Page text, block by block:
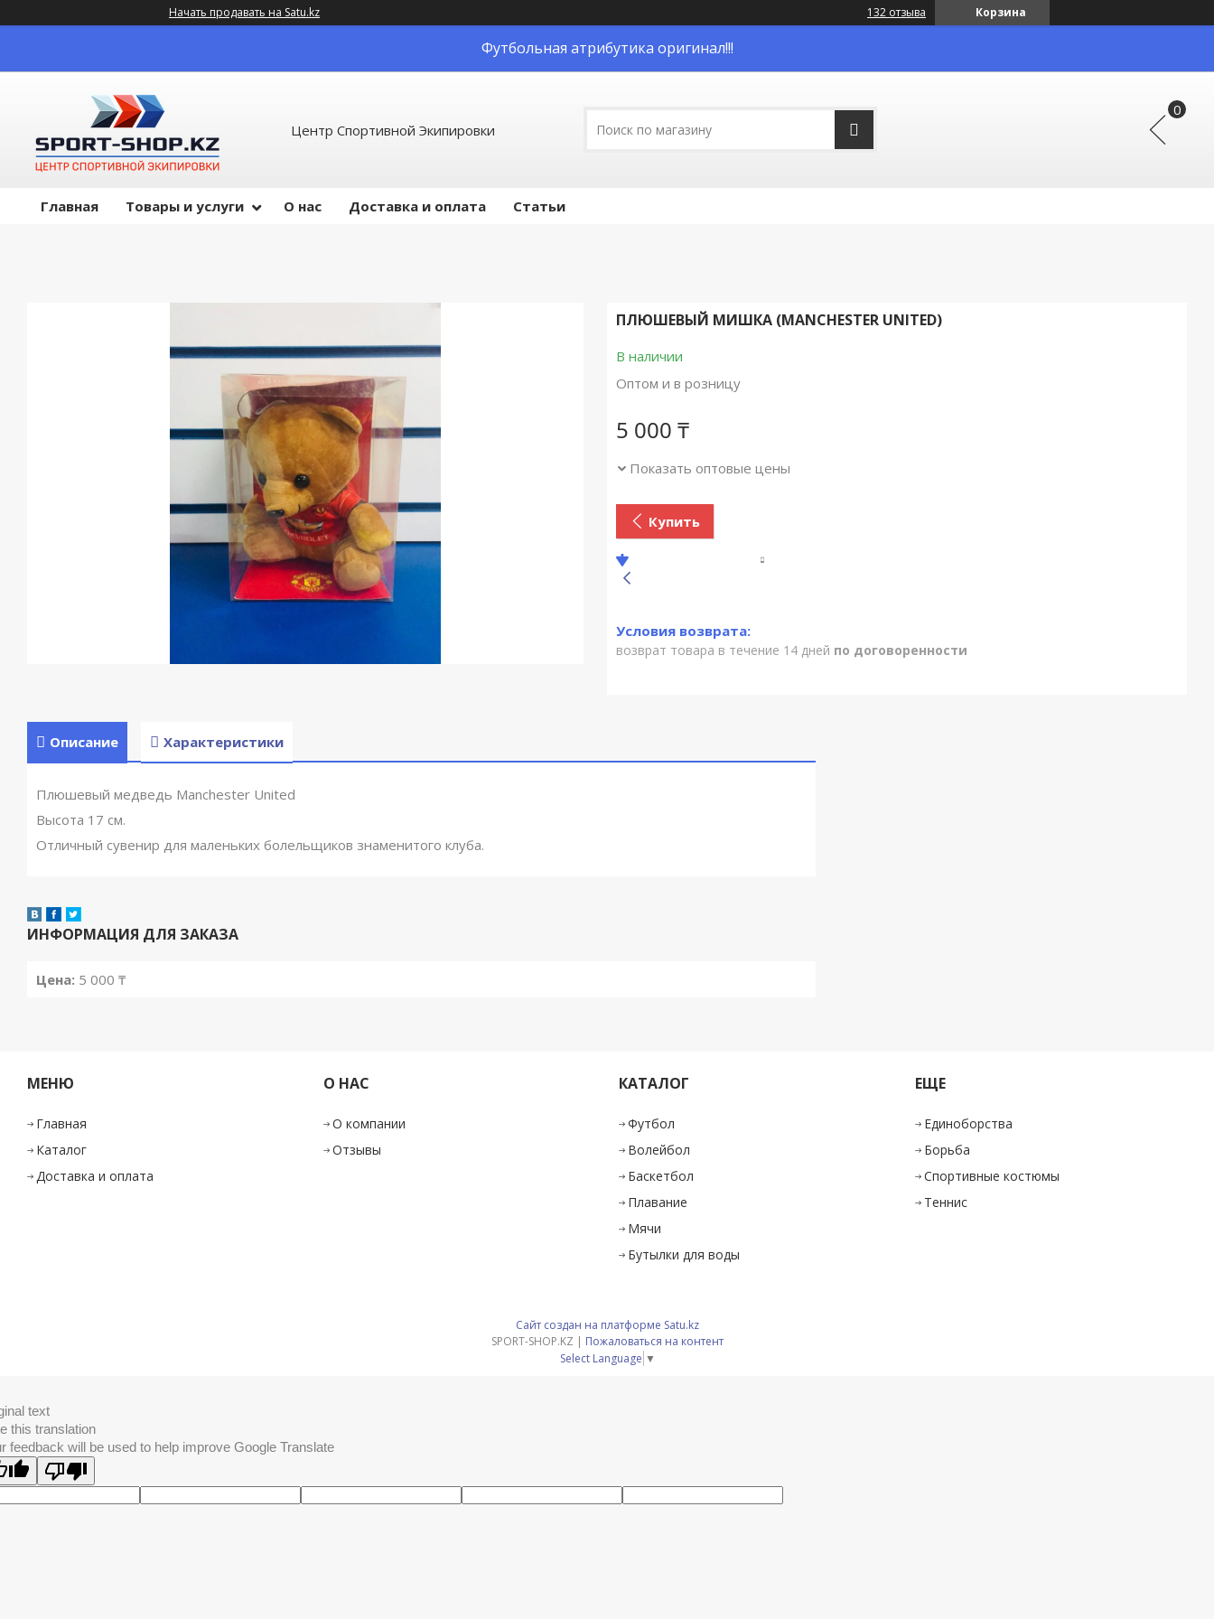
Начать продавать на Satu.kz Корзина
132 отзыва
Футбольная атрибутика оригинал!!!
Центр Спортивной Экипировки
Главная Товары и услуги О нас Доставка и оплата Статьи
ПЛЮШЕВЫЙ МИШКА (MANCHESTER UNITED)
В наличии
Оптом и в розницу
5 000 ₸
Показать оптовые цены
Купить
возврат товара в течение 14 дней по договоренности
Описание Характеристики
Плюшевый медведь Manchester United
Высота 17 см.
Отличный сувенир для маленьких болельщиков знаменитого клуба.
ИНФОРМАЦИЯ ДЛЯ ЗАКАЗА
Цена: 5 000 ₸
МЕНЮ
Главная
Каталог
Доставка и оплата
О НАС
О компании
Отзывы
КАТАЛОГ
Футбол
Волейбол
Баскетбол
Плавание
Мячи
Бутылки для воды
ЕЩЕ
Единоборства
Борьба
Спортивные костюмы
Теннис
Сайт создан на платформе Satu.kz
SPORT-SHOP.KZ | Пожаловаться на контент
Select Language ▼
text
this translation
feedback will be used to help improve Google Translate